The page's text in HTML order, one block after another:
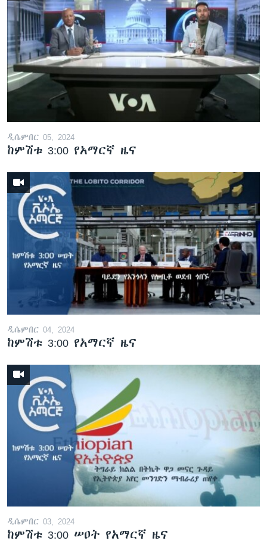
ዲሴምበር 05, 2024
ከምሽቱ 3:00 የአማርኛ ዜና
ዲሴምበር 04, 2024
ከምሽቱ 3:00 የአማርኛ ዜና
ዲሴምበር 03, 2024
ከምሽቱ 3:00 ሠዐት የአማርኛ ዜና